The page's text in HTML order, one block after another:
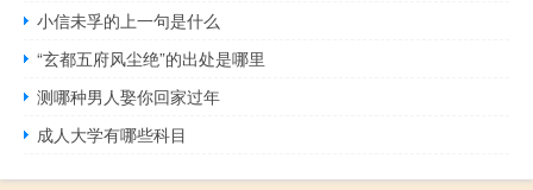
小信未孚的上一句是什么
“玄都五府风尘绝”的出处是哪里
测哪种男人娶你回家过年
成人大学有哪些科目